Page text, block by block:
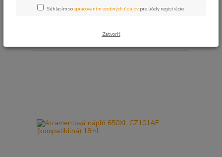
strana
Súhlasím sospracovaním osobných údajov pre účely registrácie.
Zatvoriť